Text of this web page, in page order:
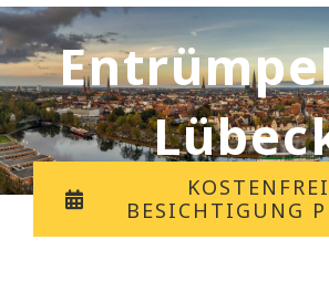
BESICHTIGUNG